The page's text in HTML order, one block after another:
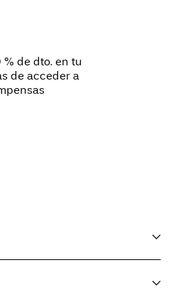
de dto. en tu
de acceder a